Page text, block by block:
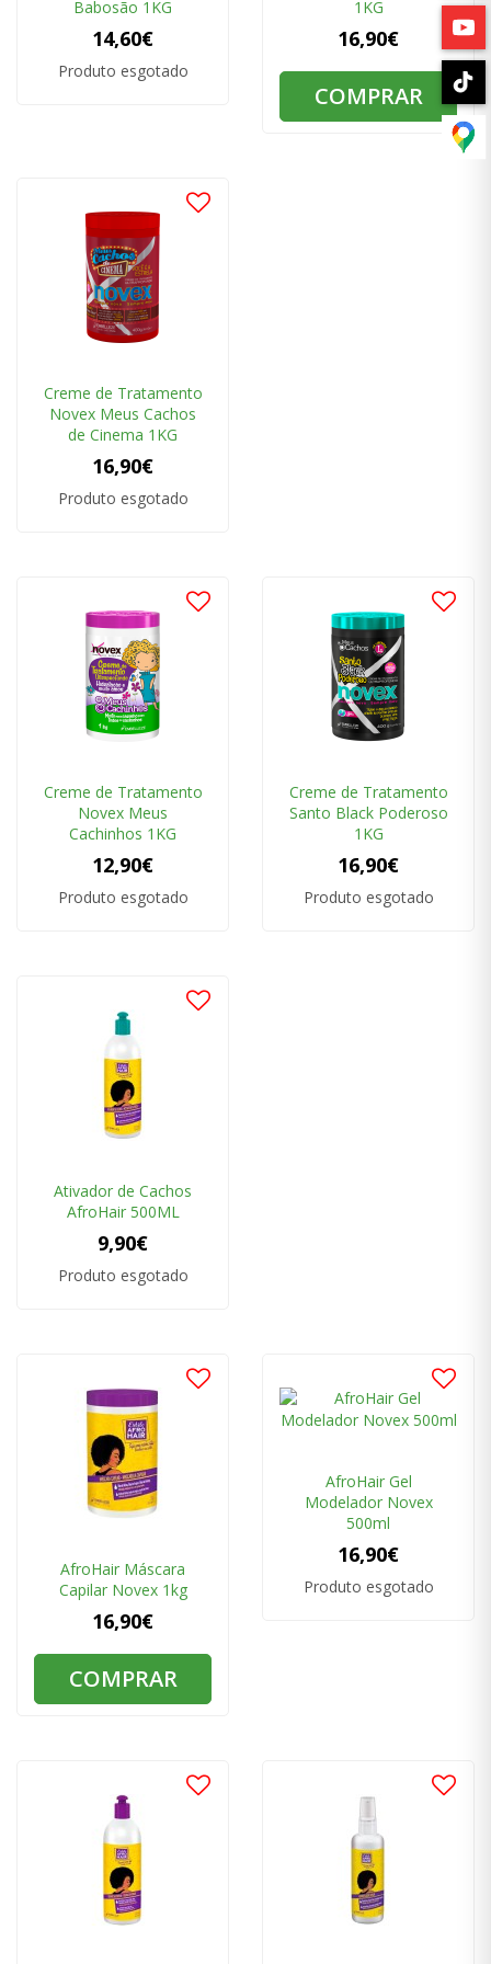
Babosão 1KG
14,60€
Produto esgotado
1KG
16,90€
COMPRAR
Creme de Tratamento
Novex Meus Cachos
de Cinema 1KG
16,90€
Produto esgotado
Creme de Tratamento
Novex Meus
Cachinhos 1KG
12,90€
Produto esgotado
Creme de Tratamento
Santo Black Poderoso
1KG
16,90€
Produto esgotado
Ativador de Cachos
AfroHair 500ML
9,90€
Produto esgotado
AfroHair Máscara
Capilar Novex 1kg
16,90€
COMPRAR
AfroHair Gel
Modelador Novex
500ml
16,90€
Produto esgotado